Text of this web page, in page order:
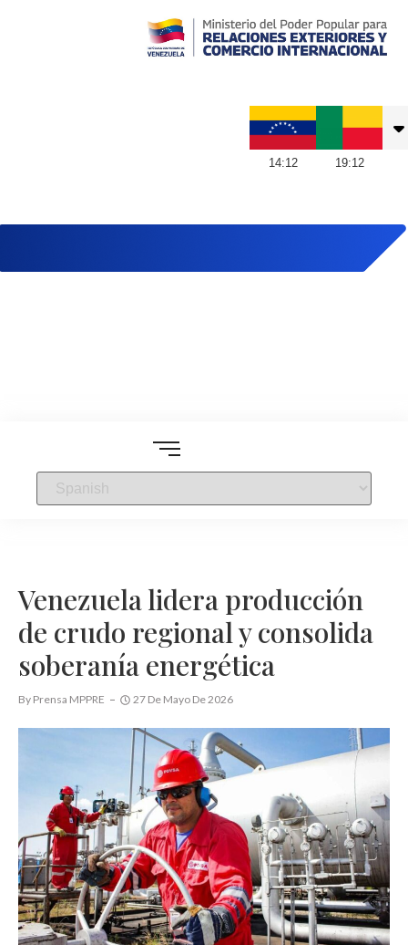
14:12 19:12
Venezuela lidera producción
de crudo regional y consolida
soberanía energética
By Prensa MPPRE 27 De Mayo De 2026